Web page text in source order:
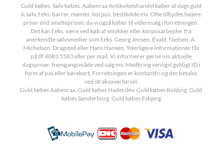
Guld købes. Sølv købes. Aabenraa Antikvitetshandel køber al slags guld
& sølv, f.eks. barrer, mønter, korpus, bestikdele mv. Ofte tilbydes højere
priser end smelteprisen, da vi også køber til videresalg i forretningen.
Det kan f.eks. være ved køb af smykker eller korpusarbejder fra
anerkendte sølvsmedier som f.eks. Georg Jensen, Evald. Nielsen, A.
Michelsen, Dragsted eller Hans Hansen. Yderligere informationer fås
på tlf 4083 5583 eller per mail. Vi informerer gerne om aktuelle
dagspriser, fremgangsmåde ved salg mv. Medbring venligst gyldigt ID i
form af pas eller kørekort. Forretningen er kontantfri og der betales
ved straksoverførsel.
Guld købes Aabenraa. Guld købes Haderslev. Guld købes Kolding. Guld
købes Sønderborg. Guld købes Esbjerg